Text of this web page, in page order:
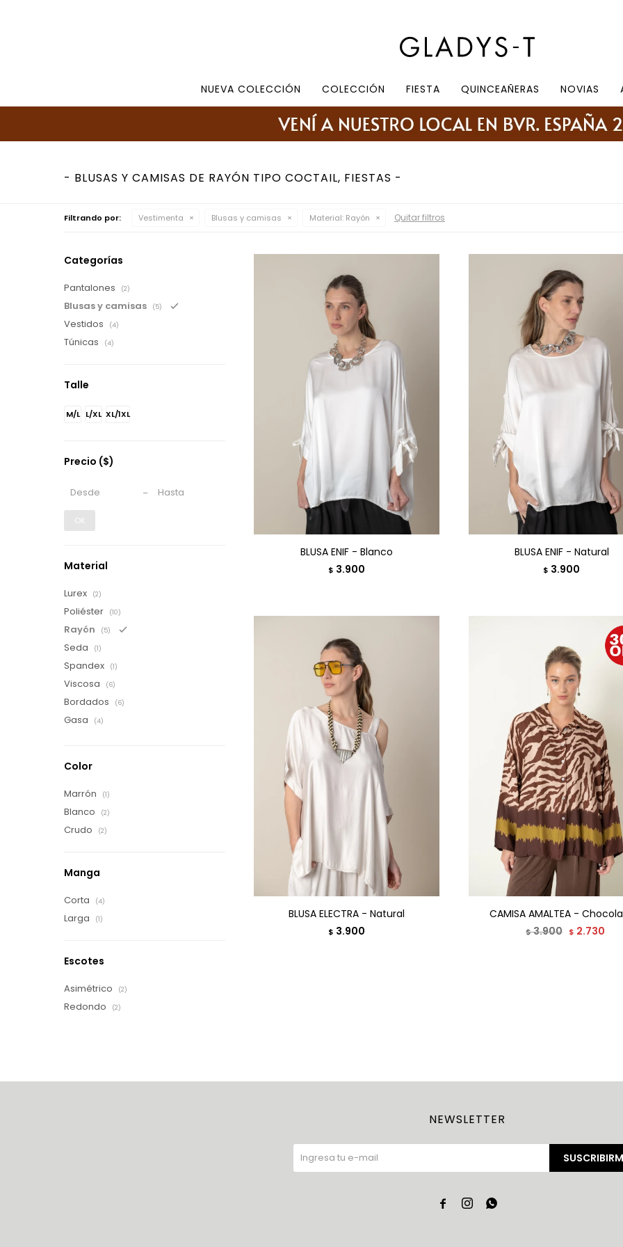
NUEVA COLECCIÓN COLECCIÓN FIESTA QUINCEAÑERAS NOVIAS
BLUSAS Y CAMISAS DE RAYÓN TIPO COCTAIL, FIESTAS
Filtrando por: Vestimenta Blusas y camisas Material: Rayón Quitar filtros
BLUSA ENIF - Blanco
$ 3.900
BLUSA ENIF - Natural
$ 3.900
BLUSA ELECTRA - Natural
$ 3.900
CAMISA AMALTEA -
$3.900 $ 2.730
Categorías
Pantalones (2)
Blusas y camisas (5)
Vestidos (4)
Túnicas (4)
Talle
M/L L/XL XL/1XL
Precio ($)
OK
Material
Lurex (2)
Poliéster (10)
Rayón (5)
Seda (1)
Spandex (1)
Viscosa (6)
Bordados (6)
Gasa (4)
Color
Marrón (1)
Blanco (2)
Crudo (2)
Manga
Corta (4)
Larga (1)
Escotes
Asimétrico (2)
Redondo (2)
NEWSLETTER
  